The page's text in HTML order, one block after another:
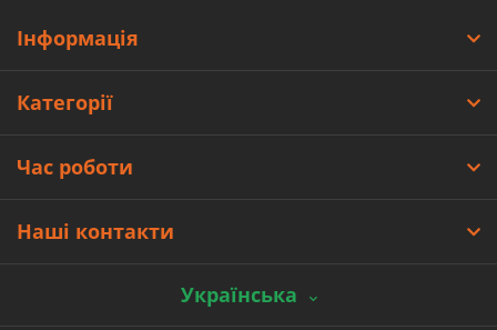
Інформація
Категорії
Час роботи
Наші контакти
Українська